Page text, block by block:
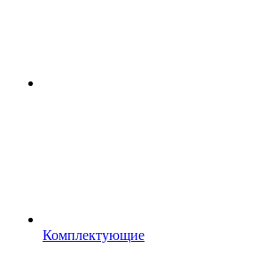
Комплектующие